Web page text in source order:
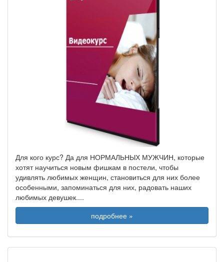
Для кого курс? Да для НОРМАЛЬНЫХ МУЖЧИН, которые
хотят научиться новым фишкам в постели, чтобы
удивлять любимых женщин, становиться для них более
особенными, запоминаться для них, радовать наших
любимых девушек....
подробнее »